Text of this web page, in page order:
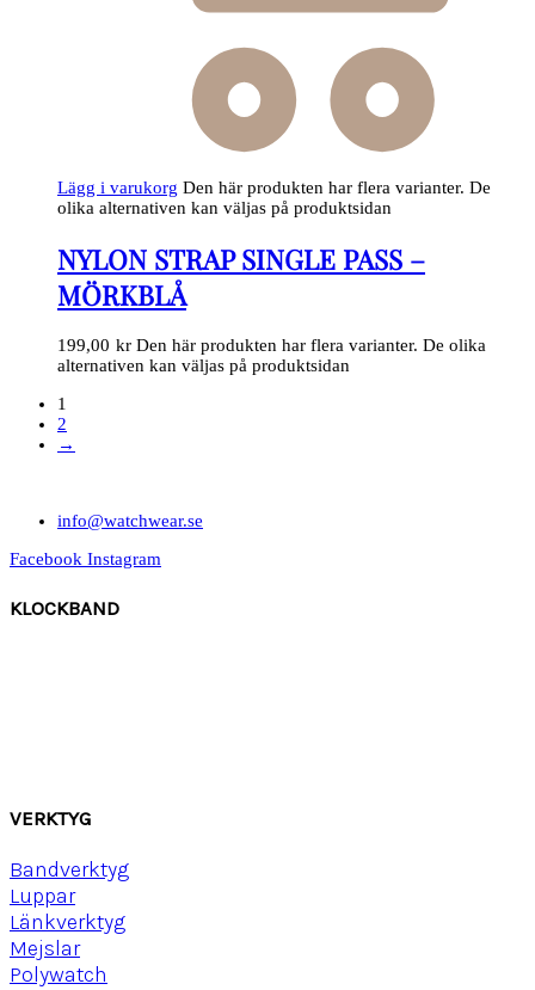
Lägg i varukorg Den här produkten har flera varianter. De
olika alternativen kan väljas på produktsidan
NYLON STRAP SINGLE PASS –
MÖRKBLÅ
199,00 kr Den här produkten har flera varianter. De olika
alternativen kan väljas på produktsidan
1
2
→
info@watchwear.se
Facebook Instagram
KLOCKBAND
VERKTYG
Bandverktyg
Luppar
Länkverktyg
Mejslar
Polywatch